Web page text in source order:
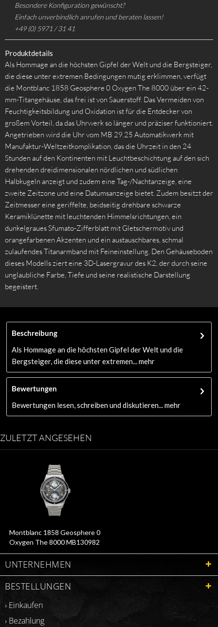
Besondere Konfiguration gewünscht?
Einfach unverbindlich anrufen und beraten lassen!
+49 (0) 5971 / 31 41
Produktdetails
Als Hommage an die höchsten Gipfel der Welt und die Bergsteiger,
die diese unter extremen Bedingungen mutig erklimmen, verfügt
die Montblanc 1858 Geosphere 0 Oxygen The 8000 über ein 42-
mm-Titangehäuse, das frei ist von Sauerstoff. Das Vermeiden von
Feuchtigkeitsbildung und Oxidation ist für die Entdecker von
großem Vorteil, da das Uhrwerk so länger und präziser funktioniert.
Angetrieben wird die Uhr vom MB 29.25 Automatikwerk mit
Manufaktur-Weltzeitkomplikation, das die Uhrzeit in den 24
Stunden auf den Kontinenten mit Leuchtbeschichtung auf den sich
drehenden dreidimensionalen nördlichen und südlichen
Halbkugeln anzeigt und zudem eine Tag-/Nachtanzeige, eine
zweite Zeitzone und eine Datumsanzeige bietet. Zudem besitzt der
Zeitmesser eine geriffelte, beidseitig drehbare schwarze
Keramiklünette mit leuchtenden Himmelsrichtungen, ein
dunkelgraues Sfumato-Zifferblatt mit Gletschermotiv und
orangefarbenen Akzenten und ein austauschbares, schmal
zulaufendes Titanarmband mit Feineinstellung. Den Gehäuseboden
dieses Modells ziert eine 3D-Lasergravur des K2, der durch seine
unglaubliche Farbe, Tiefe und seine realistische Darstellung
begeistert.
Beschreibung
Als Hommage an die höchsten Gipfel der Welt und die
Bergsteiger, die diese unter extremen...
mehr
Bewertungen
Bewertungen lesen, schreiben und diskutieren...
mehr
ZULETZT ANGESEHEN
Montblanc 1858 Geosphere 0
Oxygen The 8000 MB130982
UNTERNEHMEN
BESTELLUNGEN
› Einkaufen
› Bezahlung